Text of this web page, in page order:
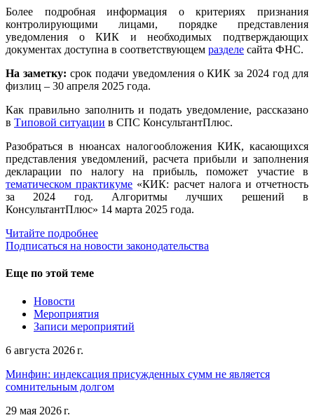
Более подробная информация о критериях признания
контролирующими лицами, порядке представления
уведомления о КИК и необходимых подтверждающих
документах доступна в соответствующем разделе сайта ФНС.
На заметку: срок подачи уведомления о КИК за 2024 год для
физлиц – 30 апреля 2025 года.
Как правильно заполнить и подать уведомление, рассказано
в Типовой ситуации в СПС КонсультантПлюс.
Разобраться в нюансах налогообложения КИК, касающихся
представления уведомлений, расчета прибыли и заполнения
декларации по налогу на прибыль, поможет участие в
тематическом практикуме «КИК: расчет налога и отчетность
за 2024 год. Алгоритмы лучших решений в
КонсультантПлюс» 14 марта 2025 года.
Читайте подробнее
Подписаться на новости законодательства
Еще по этой теме
Новости
Мероприятия
Записи мероприятий
6 августа 2026 г.
Минфин: индексация присужденных сумм не является
сомнительным долгом
29 мая 2026 г.